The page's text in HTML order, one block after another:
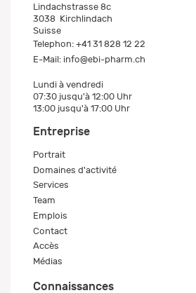
Lindachstrasse 8c
3038 Kirchlindach
Suisse
Telephon: +41 31 828 12 22
E-Mail: info@ebi-pharm.ch
Lundi à vendredi
07:30 jusqu'à 12:00 Uhr
13:00 jusqu'à 17:00 Uhr
Entreprise
Portrait
Domaines d'activité
Services
Team
Emplois
Contact
Accès
Médias
Connaissances